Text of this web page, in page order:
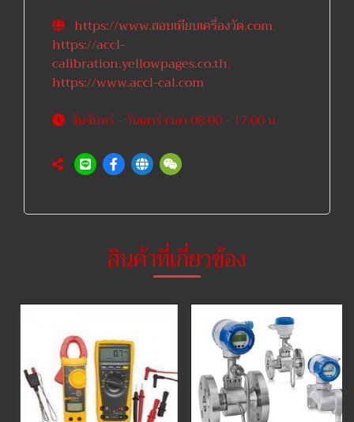
https://www.สอบเทียบเครื่องวัด.com,
https://accl-
calibration.yellowpages.co.th,
https://www.accl-cal.com
วันจันทร์ - วันเสาร์ เวลา 08.00 - 17:00 น.
สินค้าที่เกี่ยวข้อง